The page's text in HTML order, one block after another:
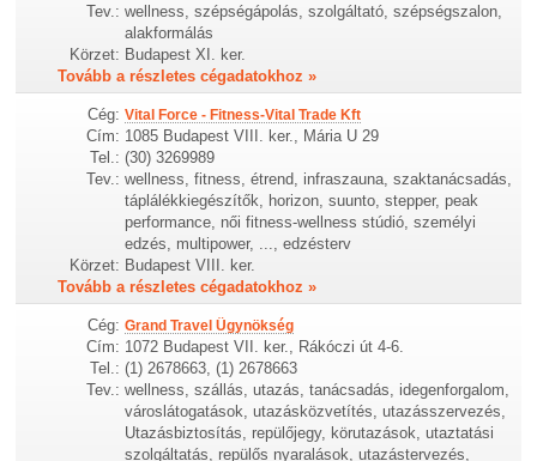
Tev.: wellness, szépségápolás, szolgáltató, szépségszalon,
alakformálás
Körzet: Budapest XI. ker.
Tovább a részletes cégadatokhoz »
Cég: Vital Force - Fitness-Vital Trade Kft
Cím: 1085 Budapest VIII. ker., Mária U 29
Tel.: (30) 3269989
Tev.: wellness, fitness, étrend, infraszauna, szaktanácsadás,
táplálékkiegészítők, horizon, suunto, stepper, peak
performance, női fitness-wellness stúdió, személyi
edzés, multipower, ..., edzésterv
Körzet: Budapest VIII. ker.
Tovább a részletes cégadatokhoz »
Cég: Grand Travel Ügynökség
Cím: 1072 Budapest VII. ker., Rákóczi út 4-6.
Tel.: (1) 2678663, (1) 2678663
Tev.: wellness, szállás, utazás, tanácsadás, idegenforgalom,
városlátogatások, utazásközvetítés, utazásszervezés,
Utazásbiztosítás, repülőjegy, körutazások, utaztatási
szolgáltatás, repülős nyaralások, utazástervezés,